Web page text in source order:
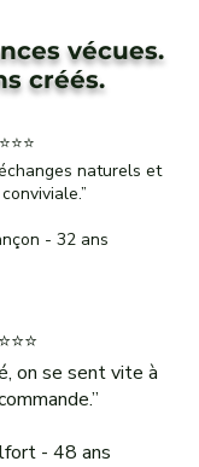
– 69 €
vécues.
créés.
naturels et
- 32 ans
on se sent vite à
- 48 ans